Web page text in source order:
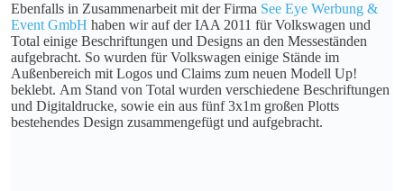
Ebenfalls in Zusammenarbeit mit der Firma See Eye Werbung &
Event GmbH haben wir auf der IAA 2011 für Volkswagen und
Total einige Beschriftungen und Designs an den Messeständen
aufgebracht. So wurden für Volkswagen einige Stände im
Außenbereich mit Logos und Claims zum neuen Modell Up!
beklebt. Am Stand von Total wurden verschiedene Beschriftungen
und Digitaldrucke, sowie ein aus fünf 3x1m großen Plotts
bestehendes Design zusammengefügt und aufgebracht.